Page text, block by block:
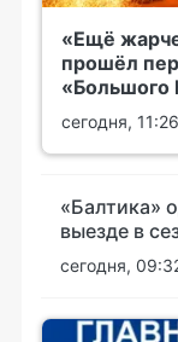
«Ещё
прошёл
«Большого
сегодня, 11:26
«Балтика»
выезде в
сегодня,